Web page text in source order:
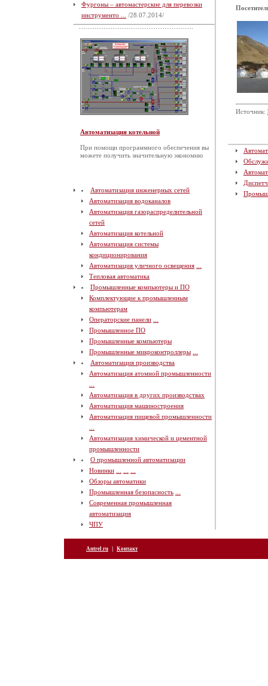
Фургоны – автомастерские для перевозки
инструменто ...
/28.07.2014/
Автоматизация котельной
При помощи программного обеспечения вы
можете получить значительную экономию
Автоматизация инженерных сетей
Автоматизация водоканалов
Автоматизация газораспределительной
сетей
Автоматизация котельной
Автоматизация системы
кондиционирования
Автоматизация уличного освещения
Тепловая автоматика
Промышленные компьютеры и ПО
Комплектующие к промышленным
компьютерам
Операторские панели
Промышленное ПО
Промышленные компьютеры
Промышленные микроконтроллеры
Автоматизация производства
Автоматизация атомной промышленности
Автоматизация в других производствах
Автоматизация машиностроения
Автоматизация пищевой промышленности
Автоматизация химической и цементной
промышленности
О промышленной автоматизации
Новинки
Обзоры автоматики
Промышленная безопасность
Современная промышленная
автоматизация
ЧПУ
Источник:
Antrel.ru | Контакт